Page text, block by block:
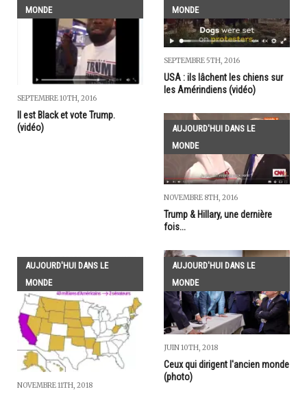
MONDE
SEPTEMBRE 10TH, 2016
Il est Black et vote Trump.
(vidéo)
MONDE
SEPTEMBRE 5TH, 2016
USA : ils lâchent les chiens sur
les Amérindiens (vidéo)
AUJOURD'HUI DANS LE
MONDE
NOVEMBRE 8TH, 2016
Trump & Hillary, une dernière
fois...
AUJOURD'HUI DANS LE
MONDE
NOVEMBRE 11TH, 2018
AUJOURD'HUI DANS LE
MONDE
JUIN 10TH, 2018
Ceux qui dirigent l'ancien monde
(photo)